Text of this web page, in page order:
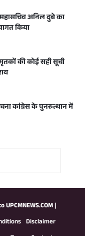
महासचिव अनिल दुबे का
किया
की कोई सही सूची
कांग्रेस के पुनरुत्थान में
UPCMNEWS.COM|
Disclaimer